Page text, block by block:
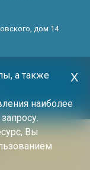
дом 14
а также
наиболее
Вы
Х